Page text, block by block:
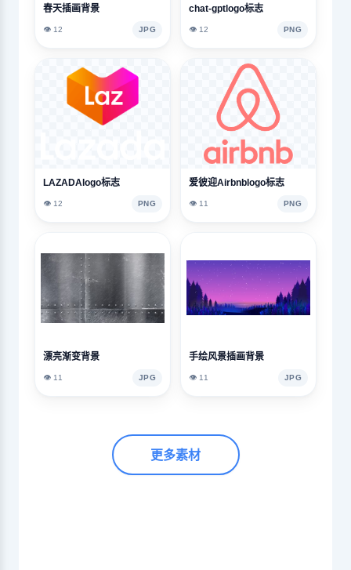
春天插画背景
👁️ 12 JPG
chat-gptlogo标志
👁️ 12 PNG
LAZADAlogo标志
👁️ 12 PNG
爱彼迎Airbnblogo标志
👁️ 11 PNG
漂亮渐变背景
👁️ 11 JPG
手绘风景插画背景
👁️ 11 JPG
更多素材